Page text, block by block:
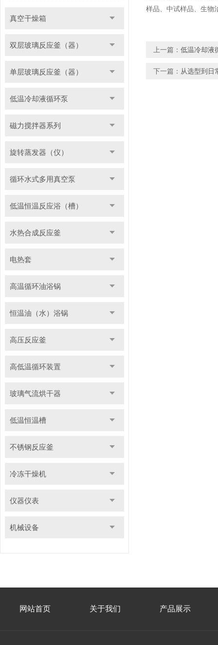
真空干燥箱
双层玻璃反应釜（器）
单层玻璃反应釜（器）
低温冷却液循环泵
磁力搅拌器系列
旋转蒸发器（仪）
循环水式多用真空泵
低温恒温反应浴（槽）
水热合成反应釜
电热套
高温循环油浴锅
恒温油（水）浴锅
高压反应釜
高低温循环装置
玻璃气流烘干器
低温恒温槽
不锈钢反应釜
冷冻干燥机
仪器仪表
机械设备
样品、中试样品、生物
上一篇： 低温冷却液
下一篇： 从选型到日
网站首页 关于我们 产品展示